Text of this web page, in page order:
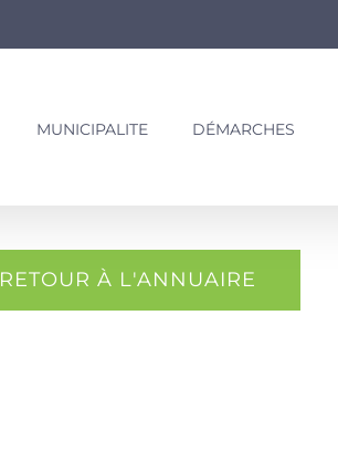
MUNICIPALITE DÉMARCHES
RETOUR À L'ANNUAIRE